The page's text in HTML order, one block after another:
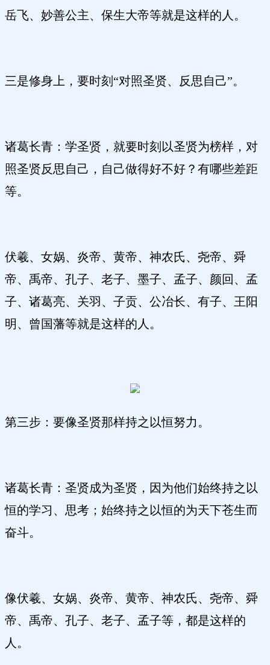
岳飞、妙善公主、保生大帝等就是这样的人。
三是修身上，要时刻“对照圣贤、反思自己”。
诸葛长青：学圣贤，就要时刻以圣贤为榜样，对
照圣贤反思自己，自己做得好不好？有哪些差距
等。
伏羲、女娲、炎帝、黄帝、神农氏、尧帝、舜
帝、禹帝、孔子、老子、墨子、孟子、颜回、孟
子、诸葛亮、关羽、子贡、公冶长、有子、王阳
明、曾国藩等就是这样的人。
第三步：要像圣贤那样持之以恒努力。
诸葛长青：圣贤成为圣贤，因为他们始终持之以
恒的学习、思考；始终持之以恒的为天下苍生而
奋斗。
像伏羲、女娲、炎帝、黄帝、神农氏、尧帝、舜
帝、禹帝、孔子、老子、孟子等，都是这样的
人。